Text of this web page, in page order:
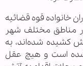
خانواده قوه قضائیه
مناطق مختلف شهر
کشیده شده‌اند، به
است و هیچ عقل